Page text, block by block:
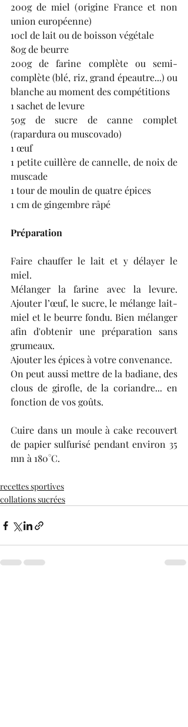
200g de miel (origine France et non
union européenne)
10cl de lait ou de boisson végétale
80g de beurre
200g de farine complète ou semi-
complète (blé, riz, grand épeautre...) ou
blanche au moment des compétitions
1 sachet de levure
50g de sucre de canne complet
(rapardura ou muscovado)
1 œuf
1 petite cuillère de cannelle, de noix de
muscade
1 tour de moulin de quatre épices
1 cm de gingembre râpé
Préparation
Faire chauffer le lait et y délayer le
miel.
Mélanger la farine avec la levure.
Ajouter l’œuf, le sucre, le mélange lait-
miel et le beurre fondu. Bien mélanger
afin d'obtenir une préparation sans
grumeaux.
Ajouter les épices à votre convenance.
On peut aussi mettre de la badiane, des
clous de girofle, de la coriandre... en
fonction de vos goûts.
Cuire dans un moule à cake recouvert
de papier sulfurisé pendant environ 35
mn à 180°C.
recettes sportives
collations sucrées